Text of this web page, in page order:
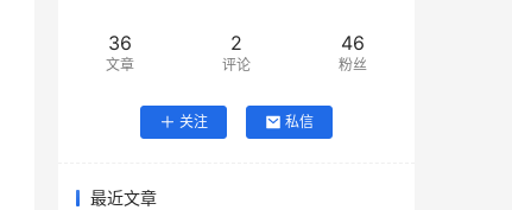
36
文章
2
评论
46
粉丝
关注 私信
最近文章